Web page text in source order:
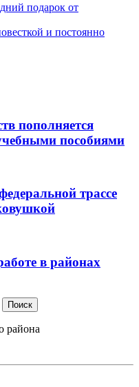
подарок от
и постоянно
пополняется
пособиями
трассе
в районах